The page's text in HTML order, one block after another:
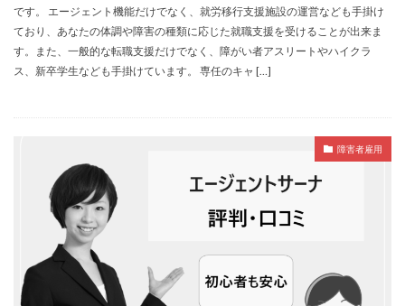
です。 エージェント機能だけでなく、就労移行支援施設の運営なども手掛け
ており、あなたの体調や障害の種類に応じた就職支援を受けることが出来ま
す。また、一般的な転職支援だけでなく、障がい者アスリートやハイクラ
ス、新卒学生なども手掛けています。 専任のキャ […]
障害者雇用